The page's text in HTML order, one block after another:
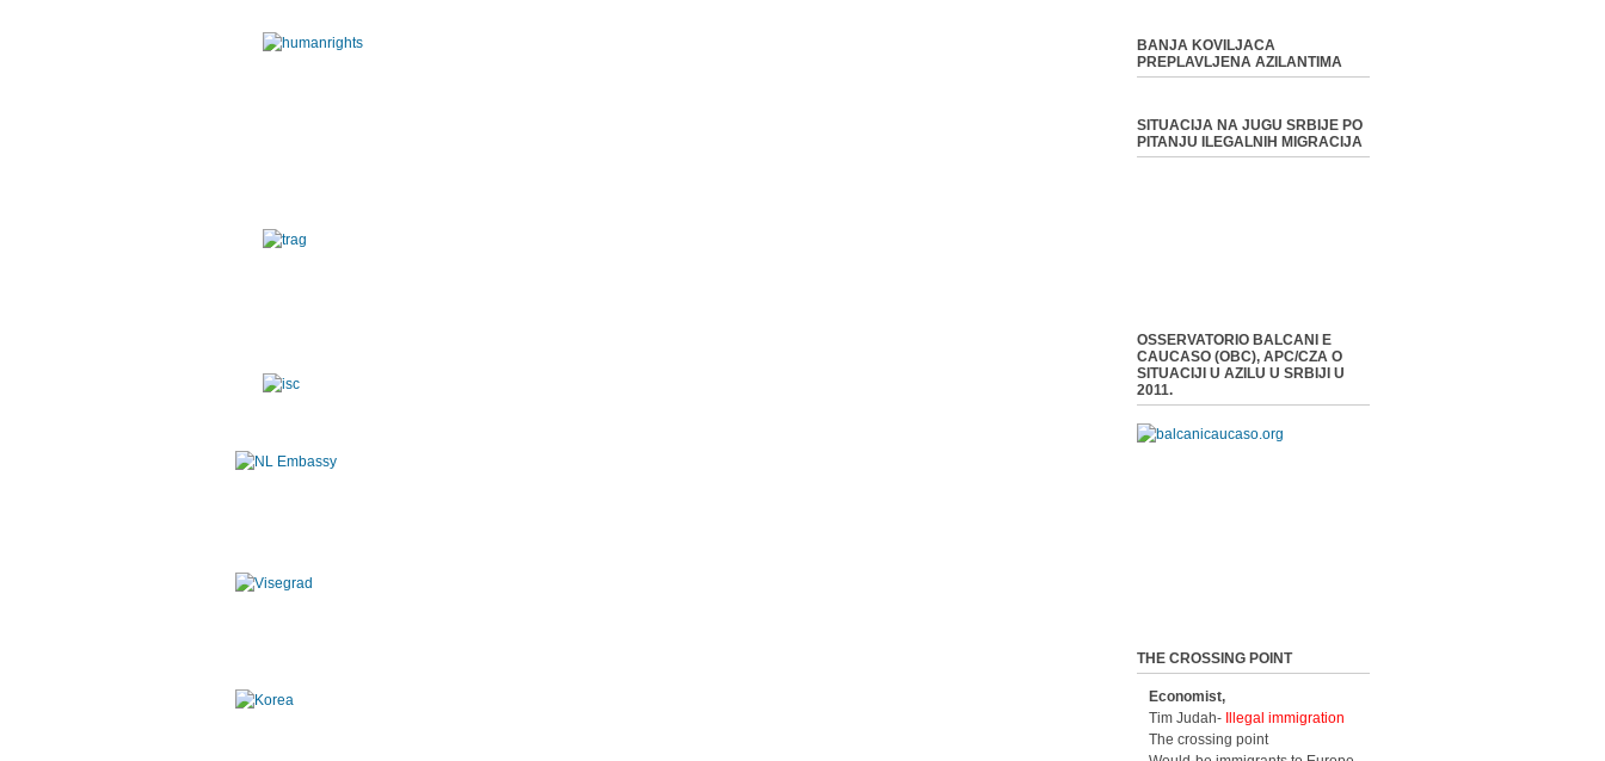
BANJA KOVILJACA
PREPLAVLJENA AZILANTIMA
SITUACIJA NA JUGU SRBIJE PO
PITANJU ILEGALNIH MIGRACIJA
OSSERVATORIO BALCANI E
CAUCASO (OBC), APC/CZA O
SITUACIJI U AZILU U SRBIJI U
2011.
THE CROSSING POINT
Economist,
Tim Judah-
Illegal immigration
The crossing point